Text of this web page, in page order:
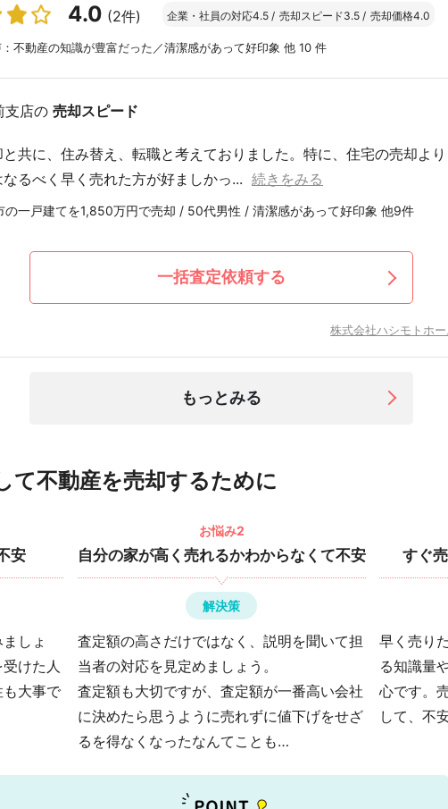
4.0 (2件) 企業・社員の対応4.5 / 売却スピード3.5 / 売却価格4.0
不動産の知識が豊富だった／清潔感があって好印象 他 10 件
支店の 売却スピード
共に、住み替え、転職と考えておりました。特に、住宅の売却よ
るべく早く売れた方が好ましかっ... 続きをみる
の一戸建てを1,850万円で売却 / 50代男性 / 清潔感があって好印象 他9件
一括査定依頼する
株式会社ハシモトホ
もっとみる
て不動産を売却するために
安
しょ
けた人
大事で
お悩み2
自分の家が高く売れるかわからなくて不安
解決策
査定額の高さだけではなく、説明を聞いて担
当者の対応を見定めましょう。
査定額も大切ですが、査定額が一番高い会社
に決めたら思うように売れずに値下げをせざ
るを得なくなったなんてことも…
すぐ
早く売り
る知識量
心です。
して、不